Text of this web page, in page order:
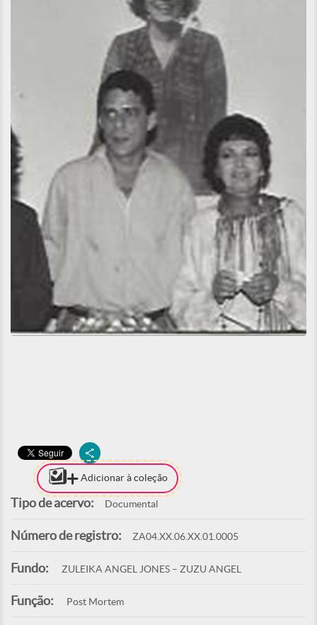
Adicionar à coleção
Tipo de acervo: Documental
Número de registro: ZA04.XX.06.XX.01.0005
Fundo: ZULEIKA ANGEL JONES – ZUZU ANGEL
Função: Post Mortem